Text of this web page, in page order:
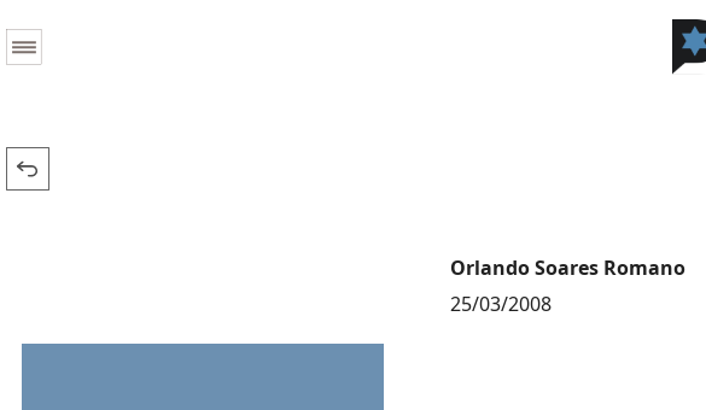
Orlando Soares Romano
25/03/2008